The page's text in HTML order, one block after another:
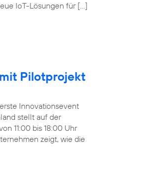
IoT-Lösungen für […]
Pilotprojekt
Innovationsevent
stellt auf der
11:00 bis 18:00 Uhr
zeigt, wie die